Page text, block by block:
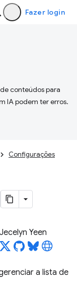
Fazer login
conteúdos para
IA podem ter erros.
Configurações
Jecelyn Yeen
a lista de